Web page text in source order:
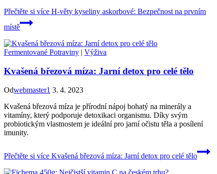
Přečtěte si více H-věty kyseliny askorbové: Bezpečnost na prvním
místě
Fermentované Potraviny | Výživa
Kvašená březová míza: Jarní detox pro celé tělo
Odwebmaster1 3. 4. 2023
Kvašená březová míza je přírodní nápoj bohatý na minerály a
vitamíny, který podporuje detoxikaci organismu. Díky svým
probiotickým vlastnostem je ideální pro jarní očistu těla a posílení
imunity.
Přečtěte si více Kvašená březová míza: Jarní detox pro celé tělo